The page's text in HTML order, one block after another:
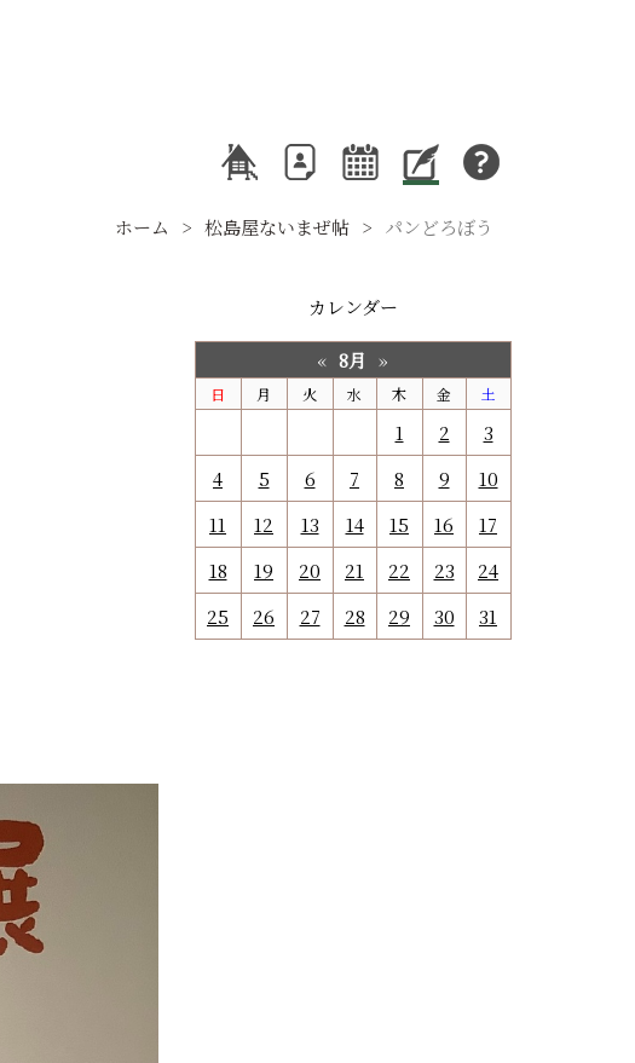
ホーム 松島屋ないまぜ帖 パンどろぼう
カレンダー
« 8月 »
日 月 火 水 木 金 土
1 2
3
4
5 6 7 8 9
10
11
12 13 14 15 16
17
18
19 20 21 22 23
24
25
26 27 28 29 30 31